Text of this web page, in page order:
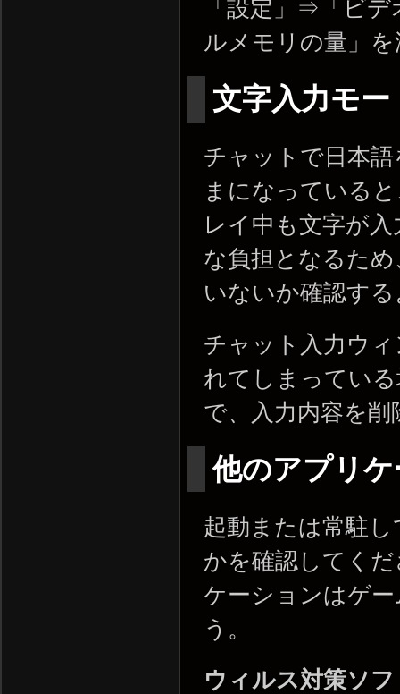
「設定」⇒「ビ
ルメモリの量」
文字入力モ
チャットで日本
まになっている
レイ中も文字が
な負担となるた
いないか確認す
チャット入力ウ
れてしまってい
で、入力内容を
他のアプリ
起動または常駐
かを確認してく
ケーションはゲ
う。
ウィルス対策ソ